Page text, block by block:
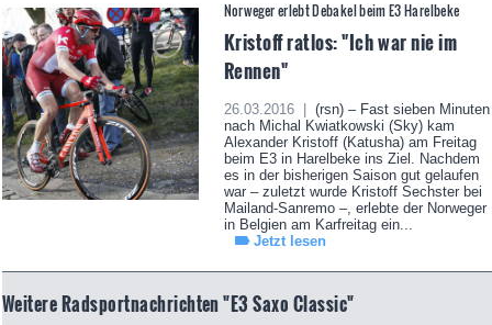
Norweger erlebt Debakel beim E3 Harelbeke
Kristoff ratlos: "Ich war nie im
Rennen"
26.03.2016 |
(rsn) – Fast sieben Minuten
nach Michal Kwiatkowski (Sky) kam
Alexander Kristoff (Katusha) am Freitag
beim E3 in Harelbeke ins Ziel. Nachdem
es in der bisherigen Saison gut gelaufen
war – zuletzt wurde Kristoff Sechster bei
Mailand-Sanremo –, erlebte der Norweger
in Belgien am Karfreitag ein...
Jetzt lesen
Weitere Radsportnachrichten "E3 Saxo Classic"